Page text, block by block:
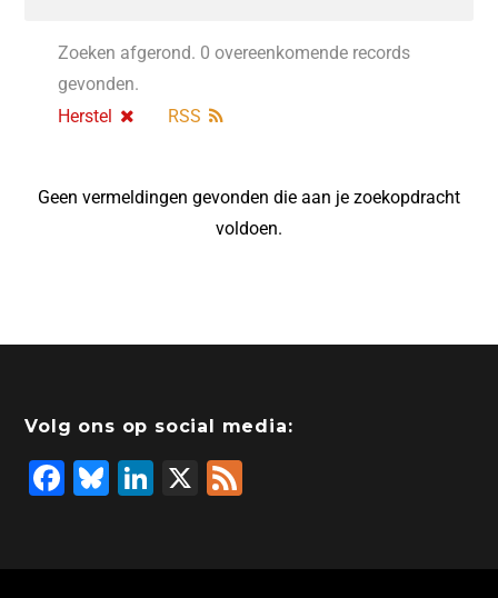
Zoeken afgerond. 0 overeenkomende records
gevonden.
Herstel
RSS
Geen vermeldingen gevonden die aan je zoekopdracht
voldoen.
Volg ons op social media:
F
Bl
Li
X